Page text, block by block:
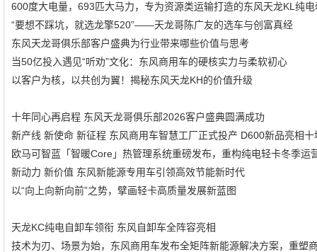
600度大电量，693匹大马力，专为资源类运输打造的东风天龙KL纯
“要想不踩坑，就选龙擎520”——天龙哥陈广友的选车与创富真经
东风天龙哥俱乐部客户盛典为行业带来哪些价值与思考
当50亿投入遇见“听劝”文化：东风商用车的硬核实力与柔软初心
以客户为核，以共创为翼！揭秘东风天龙KH的价值升级
十年同心再启程 东风天龙哥俱乐部2026客户盛典圆满成功
新产线 新使命 新征程 东风商用车智慧工厂正式投产 D600新品亮相十
欧马可智蓝「智暖Core」热管理系统重磅发布，重构纯电轻卡冬季运
新动力 新价值 东风新能源专用车引领高效节能新时代
以“向上向新向前”之势，擘画轻卡高质量发展新蓝图
天龙KC纯电自卸车领衔 东风自卸车全阵容亮相
技术为刃、场景为始，东风商用车发布全矩阵新能源解决方案，重塑